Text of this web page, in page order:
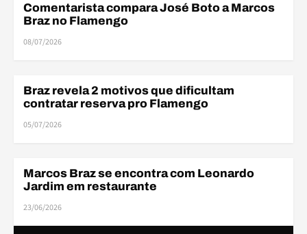
MERCADO DA BOLA
Comentarista compara José Boto a Marcos
Braz no Flamengo
08/07/2026
ELENCO
Braz revela 2 motivos que dificultam
contratar reserva pro Flamengo
05/07/2026
MERCADO DA BOLA
Marcos Braz se encontra com Leonardo
Jardim em restaurante
23/06/2026